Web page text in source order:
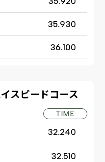
35.930
36.100
スピードコース
TIME
32.240
32.510